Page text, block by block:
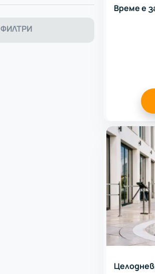
ФИЛТРИ
Време е